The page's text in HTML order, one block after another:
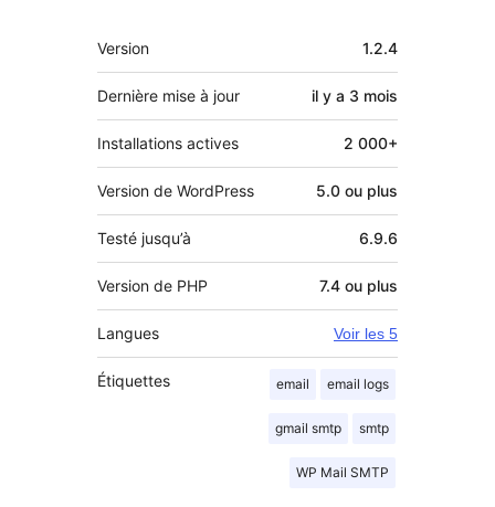
Méta
Version 1.2.4
Dernière mise à jour il y a 3 mois
Installations actives 2 000+
Version de WordPress 5.0 ou plus
Testé jusqu’à 6.9.6
Version de PHP 7.4 ou plus
Langues Voir les 5
Étiquettes email email logs
gmail smtp smtp
WP Mail SMTP